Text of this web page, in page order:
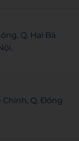
Q. Hai Bà
Chinh, Q. Đống